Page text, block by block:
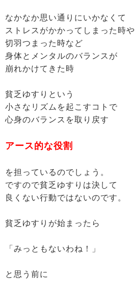
なかなか思い通りにいかなくて
ストレスがかかってしまった時や
切羽つまった時など
身体とメンタルのバランスが
崩れかけてきた時
貧乏ゆすりという
小さなリズムを起こすコトで
心身のバランスを取り戻す
アース的な役割
を担っているのでしょう。
ですので貧乏ゆすりは決して
良くない行動ではないのです。
貧乏ゆすりが始まったら
「みっともないわね！」
と思う前に